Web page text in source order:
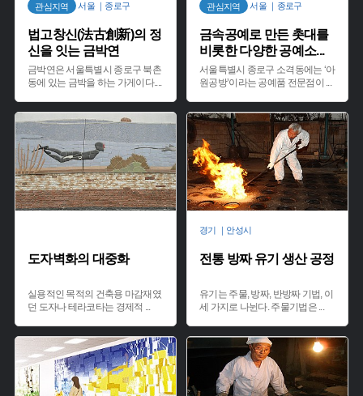
관심지역 서울 ｜종로구
법고창신(法古創新)의 정
신을 잇는 금박연
금박연은 서울특별시 종로구 북촌
동에 있는 금박을 하는 가게이다....
관심지역 서울 ｜종로구
금속공예로 만든 촛대를
비롯한 다양한 공예소...
서울특별시 종로구 소격동에는 ‘아
원공방’이라는 공예품 전문점이 ...
도자벽화의 대중화
실용적인 목적의 건축용 마감재였
던 도자나 테라코타는 경제적 ...
경기 ｜안성시
전통 방짜 유기 생산 공정
유기는 주물, 방짜, 반방짜 기법, 이
세 가지로 나뉜다. 주물기법은 ...